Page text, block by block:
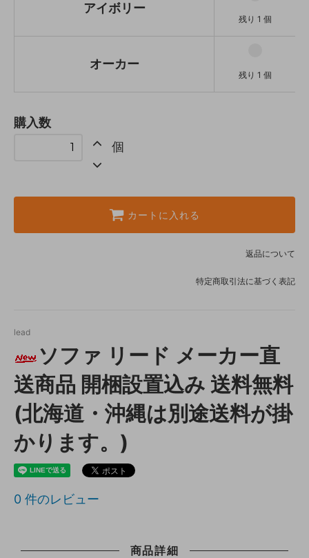
アイボリー
残り 1 個
オーカー
残り 1 個
購入数
個
カートに入れる
返品について
特定商取引法に基づく表記
lead
ソファ リード メーカー直
送商品 開梱設置込み 送料無料
(北海道・沖縄は別途送料が掛
かります。)
0 件のレビュー
商品詳細